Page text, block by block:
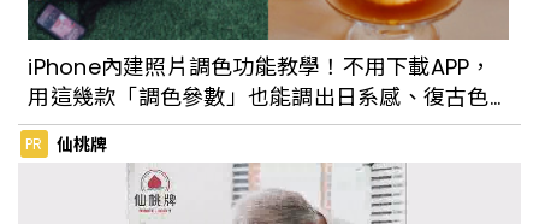
誠品24小時書店回來了！座落台北松菸，
6大特色從咖啡廳、書區、黑膠唱片到文具
一次整理
台北松菸隱藏秘境：「不只是圖書館」，
將澡堂煥發成藝文空間
iPhone內建照片調色功能教學！不用下載APP，
用這幾款「調色參數」也能調出日系感、復古色
調
PR 仙桃牌